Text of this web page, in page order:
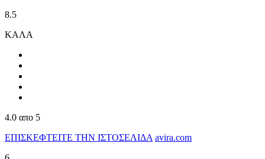
8.5
ΚΑΛΑ
4.0 απο 5
ΕΠΙΣΚΕΦΤΕΙΤΕ ΤΗΝ ΙΣΤΟΣΕΛΙΔΑ avira.com